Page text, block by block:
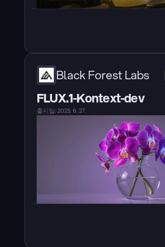
Black Forest Labs
FLUX.1-Kontext-dev
출시일: 2025. 6. 27.